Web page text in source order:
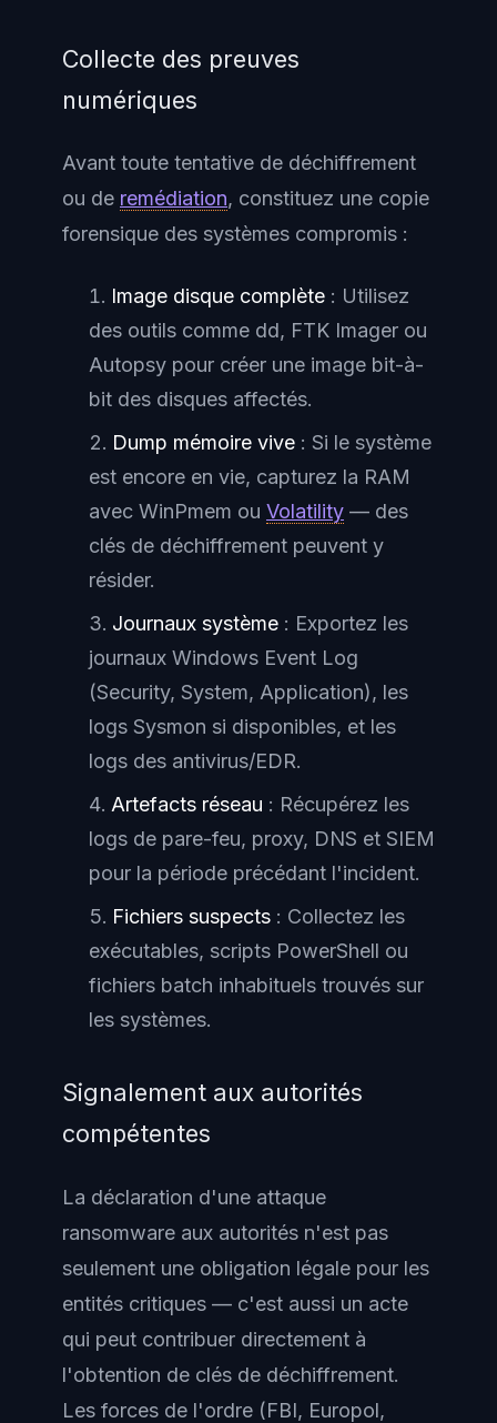
Collecte des preuves
numériques
Avant toute tentative de déchiffrement
ou de remédiation, constituez une copie
forensique des systèmes compromis :
Image disque complète : Utilisez
des outils comme dd, FTK Imager ou
Autopsy pour créer une image bit-à-
bit des disques affectés.
Dump mémoire vive : Si le système
est encore en vie, capturez la RAM
avec WinPmem ou Volatility — des
clés de déchiffrement peuvent y
résider.
Journaux système : Exportez les
journaux Windows Event Log
(Security, System, Application), les
logs Sysmon si disponibles, et les
logs des antivirus/EDR.
Artefacts réseau : Récupérez les
logs de pare-feu, proxy, DNS et SIEM
pour la période précédant l'incident.
Fichiers suspects : Collectez les
exécutables, scripts PowerShell ou
fichiers batch inhabituels trouvés sur
les systèmes.
Signalement aux autorités
compétentes
La déclaration d'une attaque
ransomware aux autorités n'est pas
seulement une obligation légale pour les
entités critiques — c'est aussi un acte
qui peut contribuer directement à
l'obtention de clés de déchiffrement.
Les forces de l'ordre (FBI, Europol,